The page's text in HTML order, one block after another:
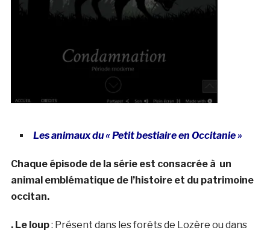
Les animaux du « Petit bestiaire en Occitanie »
Chaque épisode de la série est consacrée à un
animal emblématique de l’histoire et du patrimoine
occitan.
. Le loup: Présent dans les forêts de Lozère ou dans